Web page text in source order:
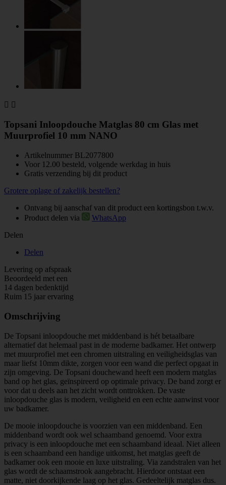
 
Topsani Inloopdouche Matglas 80 cm Glas met
Muurprofiel 10 mm NANO
Artikelnummer BL2077800
Voor 12.00 besteld, volgende werkdag in huis
Gratis verzending bij dit product
Grotere oplage of zakelijk bestellen?
Ontvang bij aanschaf van dit product een kortingsbon t.w.v.
Product delen via
WhatsApp
Delen
Delen
Levering op afspraak
Beoordeeld met een
14 dagen bedenktijd
Ruim 15 jaar ervaring
Omschrijving
De Topsani inloopdouche met middenband is hét betaalbare
alternatief dat helemaal past in de moderne badkamer. Het ontwerp
met muurprofiel met een chromen uitstraling en veiligheidsglas van
maar liefst 10mm dikte, zorgen voor een wand die perfect opgaat in
zijn omgeving. De Topsani douchewand heeft een modern matglas
band op het glas, geïnspireerd op optimale privacy. De band zorgt er
voor dat u deels aan het zicht wordt onttrokken. De vaste
inloopdouche glas is modern, veiligheid en een echte aanwinst voor
uw badkamer.
De mooie inloopdouche is voorzien van een middenband. Een
middenband wordt ook wel schaamband genoemd. Voor extra
privacy is een inloopdouche met een schaamband ideaal. Niet alleen
is een schaamband een handige uitkomst, het matglas geeft de
badkamer ook een mooie en luxe uitstraling. Via zandstralen van het
glas wordt de schaamstrook aangebracht. Hierdoor ontstaat een
matte, niet doorkijkende laag op het glas. Gedeeltelijk matglas dus.